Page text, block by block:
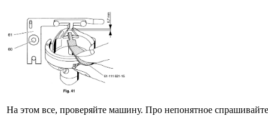
На этом все, проверяйте машину. Про непонятное